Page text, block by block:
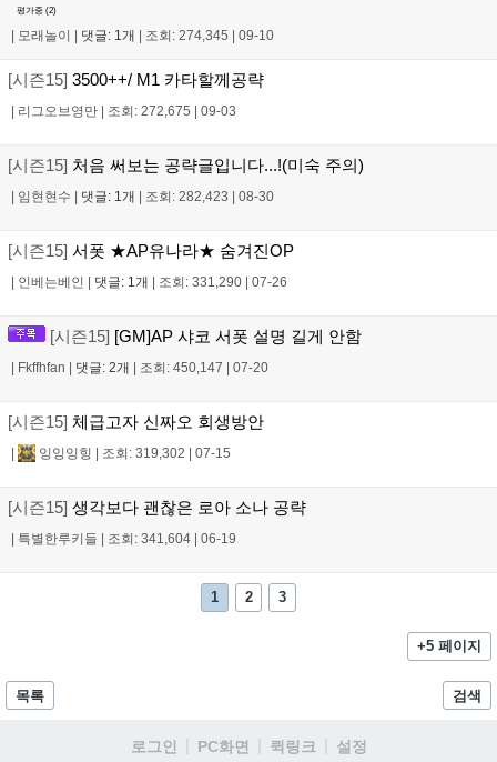
평가중 (2)
| 모래놀이 | 댓글: 1개 | 조회: 274,345 | 09-10
[시즌15] 3500++/ M1 카타할께공략
| 리그오브영만 | 조회: 272,675 | 09-03
[시즌15] 처음 써보는 공략글입니다...!(미숙 주의)
| 임현현수 | 댓글: 1개 | 조회: 282,423 | 08-30
[시즌15] 서폿 ★AP유나라★ 숨겨진OP
| 인베는베인 | 댓글: 1개 | 조회: 331,290 | 07-26
[시즌15] [GM]AP 샤코 서폿 설명 길게 안함
| Fkffhfan | 댓글: 2개 | 조회: 450,147 | 07-20
[시즌15] 체급고자 신짜오 회생방안
| 잉잉잉힝 | 조회: 319,302 | 07-15
[시즌15] 생각보다 괜찮은 로아 소나 공략
| 특별한루키들 | 조회: 341,604 | 06-19
1 2 3
+5 페이지
목록 검색
로그인 PC화면 퀵링크 설정